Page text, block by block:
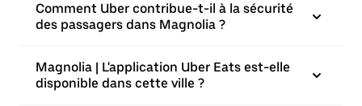
Comment Uber contribue-t-il à la sécurité
des passagers dans Magnolia ?
Magnolia | L'application Uber Eats est-elle
disponible dans cette ville ?